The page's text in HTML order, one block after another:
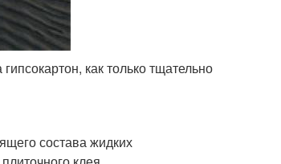
как только тщательно
состава жидких